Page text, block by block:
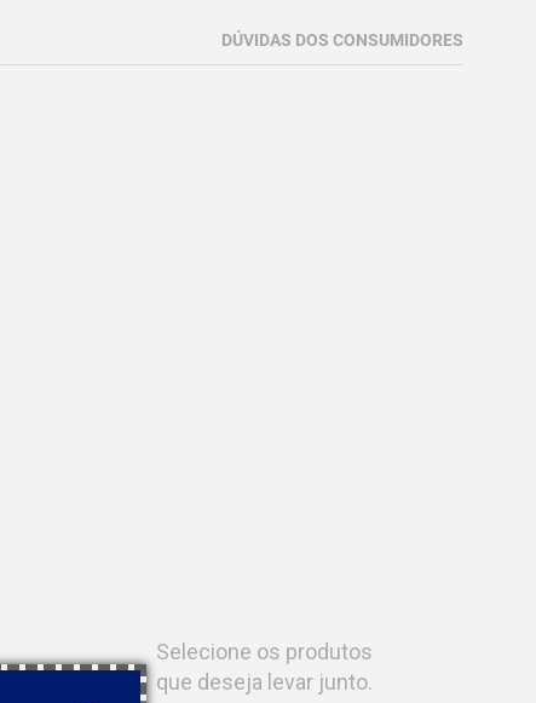
DÚVIDAS DOS CONSUMIDORES
Selecione os produtos
que deseja levar junto.